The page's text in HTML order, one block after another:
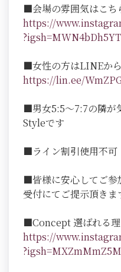
■会場の雰囲気はこ
https://
■女性の方はLINEか
https://lin.ee/
■男女5:5～7:7の隣が
Styleです
■ライン割引使用不可
■皆様に安心してご参
受付にてご提示頂きま
■Concept 選ばれる
https://